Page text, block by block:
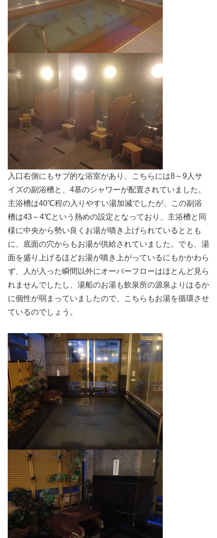
入口右側にもサブ的な浴室があり、こちらには8～9人サ
イズの副浴槽と、4基のシャワーが配置されていました。
主浴槽は40℃程の入りやすい湯加減でしたが、この副浴
槽は43～4℃という熱めの設定となっており、主浴槽と同
様に中央から勢い良くお湯が噴き上げられているととも
に、底面の穴からもお湯が供給されていました。でも、湯
面を盛り上げるほどお湯が噴き上がっているにもかかわら
ず、人が入った瞬間以外にオーバーフローはほとんど見ら
れませんでしたし、湯船のお湯も飲泉所の源泉よりはるか
に個性が弱まっていましたので、こちらもお湯を循環させ
ているのでしょう。